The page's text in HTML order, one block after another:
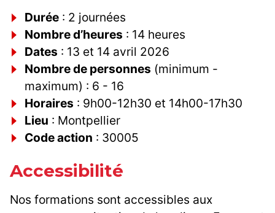
Durée : 2 journées
Nombre d’heures : 14 heures
Dates : 13 et 14 avril 2026
Nombre de personnes (minimum -
maximum) : 6 - 16
Horaires : 9h00-12h30 et 14h00-17h30
Lieu : Montpellier
Code action : 30005
Accessibilité
Nos formations sont accessibles aux